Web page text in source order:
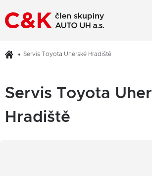
Servis Toyota Uherské Hradiště
Servis Toyota
Hradiště